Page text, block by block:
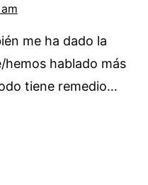
me ha dado la
hemos hablado más
tiene remedio…